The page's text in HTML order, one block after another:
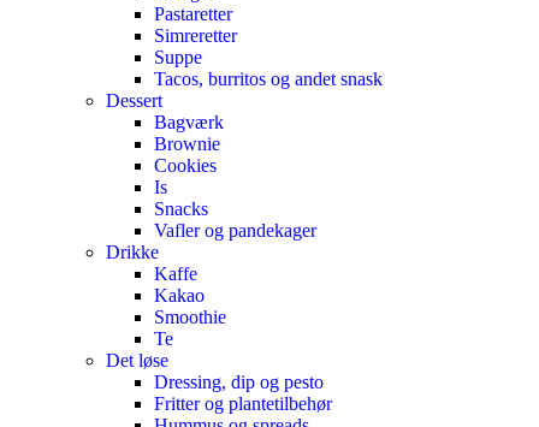
Pastaretter
Simreretter
Suppe
Tacos, burritos og andet snask
Dessert
Bagværk
Brownie
Cookies
Is
Snacks
Vafler og pandekager
Drikke
Kaffe
Kakao
Smoothie
Te
Det løse
Dressing, dip og pesto
Fritter og plantetilbehør